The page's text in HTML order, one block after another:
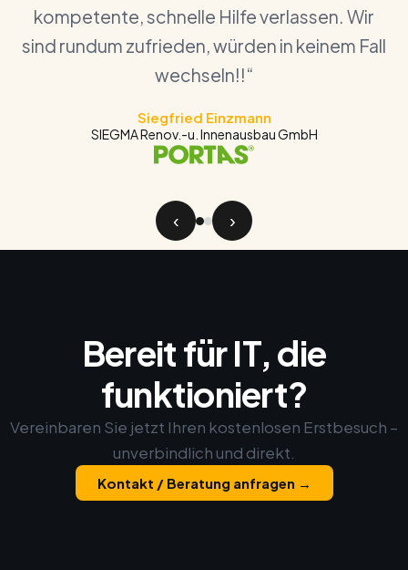
kompetente, schnelle Hilfe verlassen. Wir
sind rundum zufrieden, würden in keinem Fall
wechseln!!“
Siegfried Einzmann
SIEGMA Renov.-u. Innenausbau GmbH
‹ ›
Bereit für IT, die
funktioniert?
Vereinbaren Sie jetzt Ihren kostenlosen Erstbesuch –
unverbindlich und direkt.
Kontakt / Beratung anfragen →